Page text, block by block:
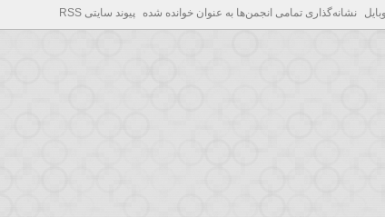
نشانه‌گذاری تمامی انجمن‌ها به عنوان خوانده شده پیوند سایتی RSS